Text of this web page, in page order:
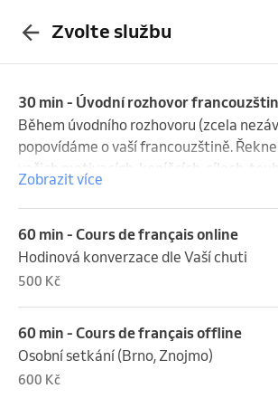
Zvolte službu
30 min - Úvodní rozhovor
Během úvodního rozhovoru (zcela
popovídáme o vaší francouzštině.
vašich motivacích, koníčcích, cílech,
potřebách.
Je jedno zda jste úplný začátečník,
začátečník, mírně pokročilý či pokročilý.
Hlavně beze strachu, stresu a ostychu.
jazyk, ne Mont Blanc.
Zobrazit více
60 min - Cours de français online
Hodinová konverzace dle Vaší chuti
500 Kč
60 min - Cours de français offline
Osobní setkání (Brno, Znojmo)
600 Kč